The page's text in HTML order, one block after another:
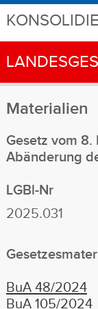
Materialien
Gesetz vom
Abänderung
LGBl-Nr
2025.031
BuA 48/2024
BuA 105/2024